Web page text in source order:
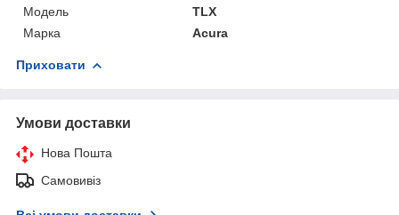
Мoдель
TLX
Марка
Acura
Приховати
Умови доставки
Нова Пошта
Самовивіз